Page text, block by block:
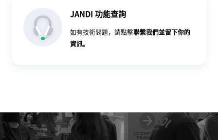
JANDI 功能查詢
如有技術問題，請點擊聯繫我們並留下你的
資訊。